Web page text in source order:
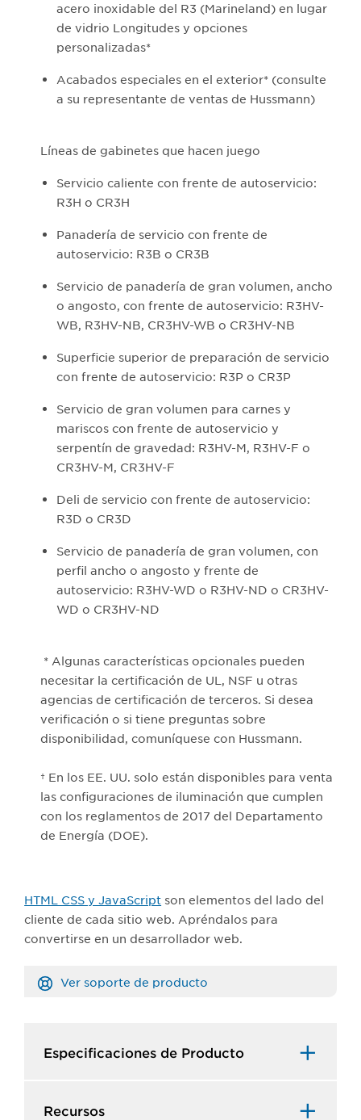
acero inoxidable del R3 (Marineland) en lugar
de vidrio Longitudes y opciones
personalizadas*
Acabados especiales en el exterior* (consulte
a su representante de ventas de Hussmann)
Líneas de gabinetes que hacen juego
Servicio caliente con frente de autoservicio:
R3H o CR3H
Panadería de servicio con frente de
autoservicio: R3B o CR3B
Servicio de panadería de gran volumen, ancho
o angosto, con frente de autoservicio: R3HV-
WB, R3HV-NB, CR3HV-WB o CR3HV-NB
Superficie superior de preparación de servicio
con frente de autoservicio: R3P o CR3P
Servicio de gran volumen para carnes y
mariscos con frente de autoservicio y
serpentín de gravedad: R3HV-M, R3HV-F o
CR3HV-M, CR3HV-F
Deli de servicio con frente de autoservicio:
R3D o CR3D
Servicio de panadería de gran volumen, con
perfil ancho o angosto y frente de
autoservicio: R3HV-WD o R3HV-ND o CR3HV-
WD o CR3HV-ND
* Algunas características opcionales pueden
necesitar la certificación de UL, NSF u otras
agencias de certificación de terceros. Si desea
verificación o si tiene preguntas sobre
disponibilidad, comuníquese con Hussmann.
† En los EE. UU. solo están disponibles para venta
las configuraciones de iluminación que cumplen
con los reglamentos de 2017​ del Departamento
de Energía (DOE).
HTML CSS y JavaScript son elementos del lado del
cliente de cada sitio web. Apréndalos para
convertirse en un desarrollador web.
Ver soporte de producto
Especificaciones de Producto​
Recursos​